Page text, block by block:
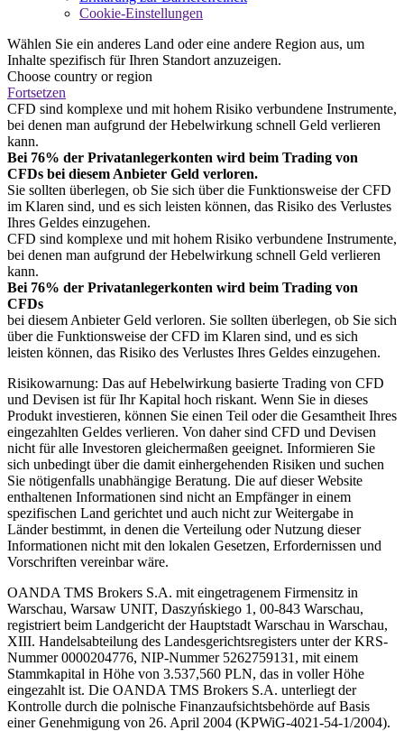
Cookie-Einstellungen
Wählen Sie ein anderes Land oder eine andere Region aus, um
Inhalte spezifisch für Ihren Standort anzuzeigen.
Choose country or region
Fortsetzen
CFD sind komplexe und mit hohem Risiko verbundene Instrumente,
bei denen man aufgrund der Hebelwirkung schnell Geld verlieren
kann.
Bei 76% der Privatanlegerkonten wird beim Trading von
CFDs bei diesem Anbieter Geld verloren.
Sie sollten überlegen, ob Sie sich über die Funktionsweise der CFD
im Klaren sind, und es sich leisten können, das Risiko des Verlustes
Ihres Geldes einzugehen.
CFD sind komplexe und mit hohem Risiko verbundene Instrumente,
bei denen man aufgrund der Hebelwirkung schnell Geld verlieren
kann.
Bei 76% der Privatanlegerkonten wird beim Trading von
CFDs
bei diesem Anbieter Geld verloren. Sie sollten überlegen, ob Sie sich
über die Funktionsweise der CFD im Klaren sind, und es sich
leisten können, das Risiko des Verlustes Ihres Geldes einzugehen.
Risikowarnung: Das auf Hebelwirkung basierte Trading von CFD
und Devisen ist für Ihr Kapital hoch riskant. Wenn Sie in dieses
Produkt investieren, können Sie einen Teil oder die Gesamtheit Ihres
eingezahlten Geldes verlieren. Von daher sind CFD und Devisen
nicht für alle Investoren gleichermaßen geeignet. Informieren Sie
sich unbedingt über die damit einhergehenden Risiken und suchen
Sie nötigenfalls unabhängige Beratung. Die auf dieser Website
enthaltenen Informationen sind nicht an Empfänger in einem
spezifischen Land gerichtet und auch nicht zur Weitergabe in
Länder bestimmt, in denen die Verteilung oder Nutzung dieser
Informationen nicht mit den lokalen Gesetzen, Erfordernissen und
Vorschriften vereinbar wäre.
OANDA TMS Brokers S.A. mit eingetragenem Firmensitz in
Warschau, Warsaw UNIT, Daszyńskiego 1, 00-843 Warschau,
registriert beim Landgericht der Hauptstadt Warschau in Warschau,
XIII. Handelsabteilung des Landesgerichtsregisters unter der KRS-
Nummer 0000204776, NIP-Nummer 5262759131, mit einem
Stammkapital in Höhe von 3.537,560 PLN, das in voller Höhe
eingezahlt ist. Die OANDA TMS Brokers S.A. unterliegt der
Kontrolle durch die polnische Finanzaufsichtsbehörde auf Basis
einer Genehmigung von 26. April 2004 (KPWiG-4021-54-1/2004).